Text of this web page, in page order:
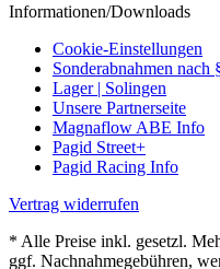
Informationen/Downloads
Cookie-Einstellungen
Sonderabnahmen nach
Lager | Solingen
Unsere Partnerseite
Magnaflow ABE Info
Pagid Street+
Pagid Racing Info
Vertrag widerrufen
* Alle Preise inkl. gesetzl.
ggf. Nachnahmegebühren,